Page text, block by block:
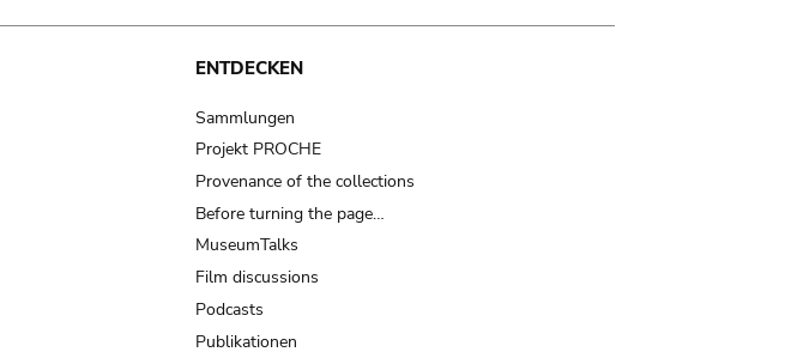
ENTDECKEN
Sammlungen
Projekt PROCHE
Provenance of the collections
Before turning the page…
MuseumTalks
Film discussions
Podcasts
Publikationen